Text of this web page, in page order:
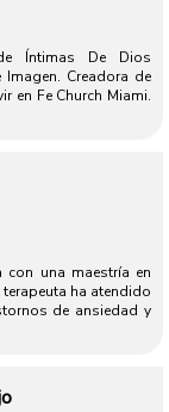
Íntimas De Dios
Creadora de
en Fe Church Miami.
con una maestría en
ha atendido
de ansiedad y